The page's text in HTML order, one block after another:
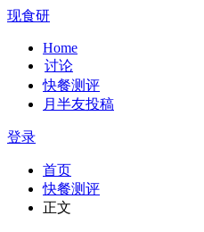
现食研
Home
讨论
快餐测评
月半友投稿
登录
首页
快餐测评
正文